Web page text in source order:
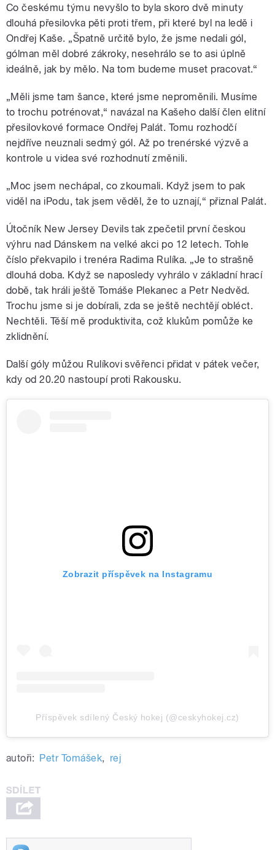
Co českému týmu nevyšlo to byla skoro dvě minuty
dlouhá přesilovka pěti proti třem, při které byl na ledě i
Ondřej Kaše. „Špatně určitě bylo, že jsme nedali gól,
gólman měl dobré zákroky, nesehrálo se to asi úplně
ideálně, jak by mělo. Na tom budeme muset pracovat.“
„Měli jsme tam šance, které jsme neproměnili. Musíme
to trochu potrénovat,“ navázal na Kašeho další člen elitní
přesilovkové formace Ondřej Palát. Tomu rozhodčí
nejdříve neuznali sedmý gól. Až po trenérské výzvě a
kontrole u videa své rozhodnutí změnili.
„Moc jsem nechápal, co zkoumali. Když jsem to pak
viděl na iPodu, tak jsem věděl, že to uznají,“ přiznal Palát.
Útočník New Jersey Devils tak zpečetil první českou
výhru nad Dánskem na velké akci po 12 letech. Tohle
číslo překvapilo i trenéra Radima Rulíka. „Je to strašně
dlouhá doba. Když se naposledy vyhrálo v základní hrací
době, tak hráli ještě Tomáše Plekanec a Petr Nedvěd.
Trochu jsme si je dobírali, zda se ještě nechtějí obléct.
Nechtěli. Těší mě produktivita, což klukům pomůže ke
zklidnění.
Další góly můžou Rulíkovi svěřenci přidat v pátek večer,
kdy od 20.20 nastoupí proti Rakousku.
Zobrazit příspěvek na Instagramu
Příspěvek sdílený Český hokej (@ceskyhokej.cz)
autoři: Petr Tomášek, rej